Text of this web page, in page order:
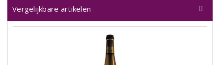
Vergelijkbare artikelen